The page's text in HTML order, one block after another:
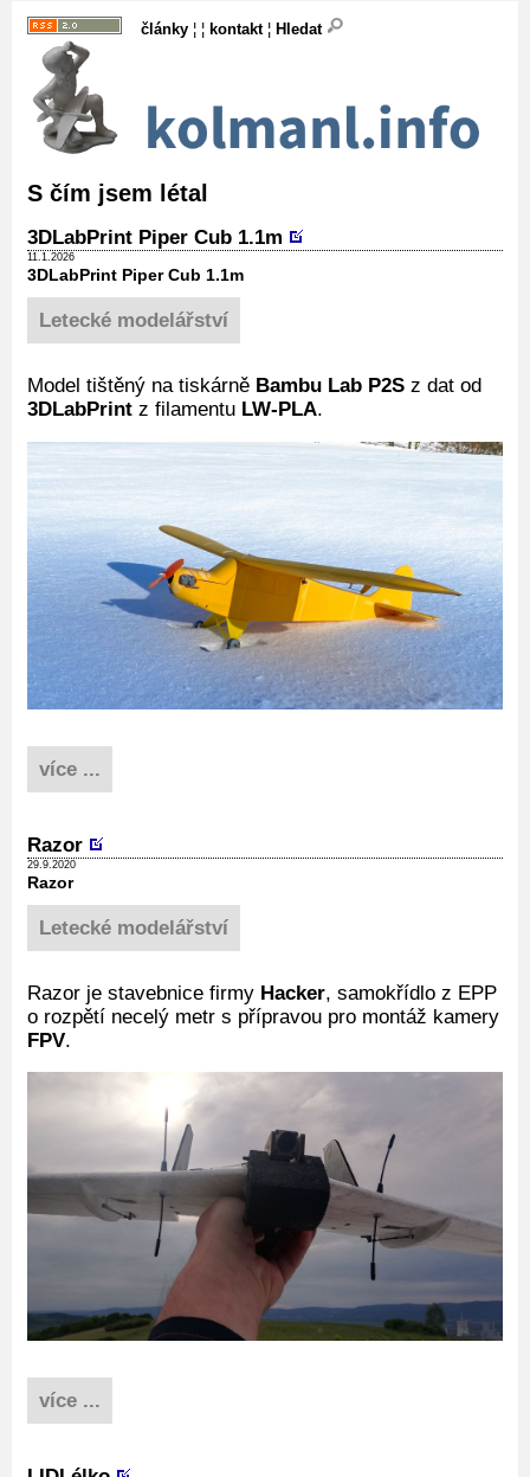
články ¦ ¦ kontakt¦ Hledat
S čím jsem létal
3DLabPrint Piper Cub 1.1m
11.1.2026
3DLabPrint Piper Cub 1.1m
Letecké modelářství
Model tištěný na tiskárně Bambu Lab P2S z dat od
3DLabPrint z filamentu LW-PLA.
více ...
Razor
29.9.2020
Razor
Letecké modelářství
Razor je stavebnice firmy Hacker, samokřídlo z EPP
o rozpětí necelý metr s přípravou pro montáž kamery
FPV.
více ...